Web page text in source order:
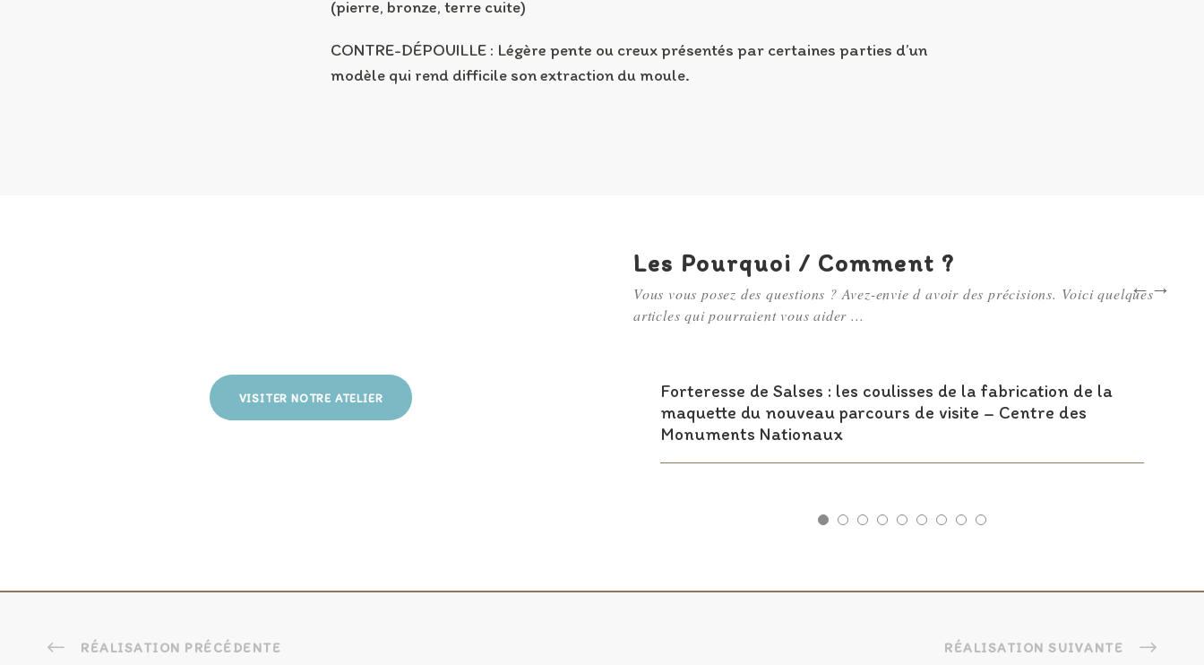
(pierre, bronze, terre cuite)
CONTRE-DÉPOUILLE : Légère pente ou creux présentés par certaines parties d’un
modèle qui rend difficile son extraction du moule.
VISITER NOTRE ATELIER
Les Pourquoi / Comment ?
Vous vous posez des questions ? Avez-envie d avoir des précisions. Voici quelques
articles qui pourraient vous aider ...
Forteresse de Salses : les coulisses de la fabrication de la
maquette du nouveau parcours de visite – Centre des
Monuments Nationaux
RÉALISATION PRÉCÉDENTE RÉALISATION SUIVANTE